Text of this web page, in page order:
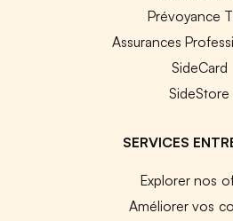
Prévoyance
Assurances
SideCard
SideStore
SERVICES
Explorer nos
Améliorer vos